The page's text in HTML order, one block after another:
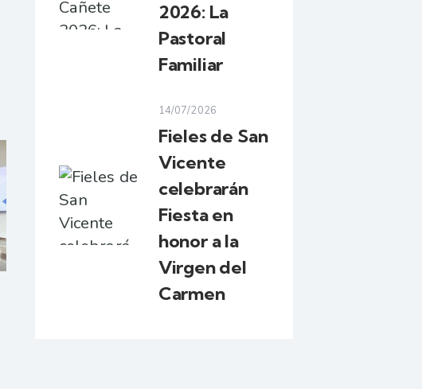
2026: La
Pastoral
Familiar
14/07/2026
Fieles de San
Vicente
celebrarán
Fiesta en
honor a la
Virgen del
Carmen